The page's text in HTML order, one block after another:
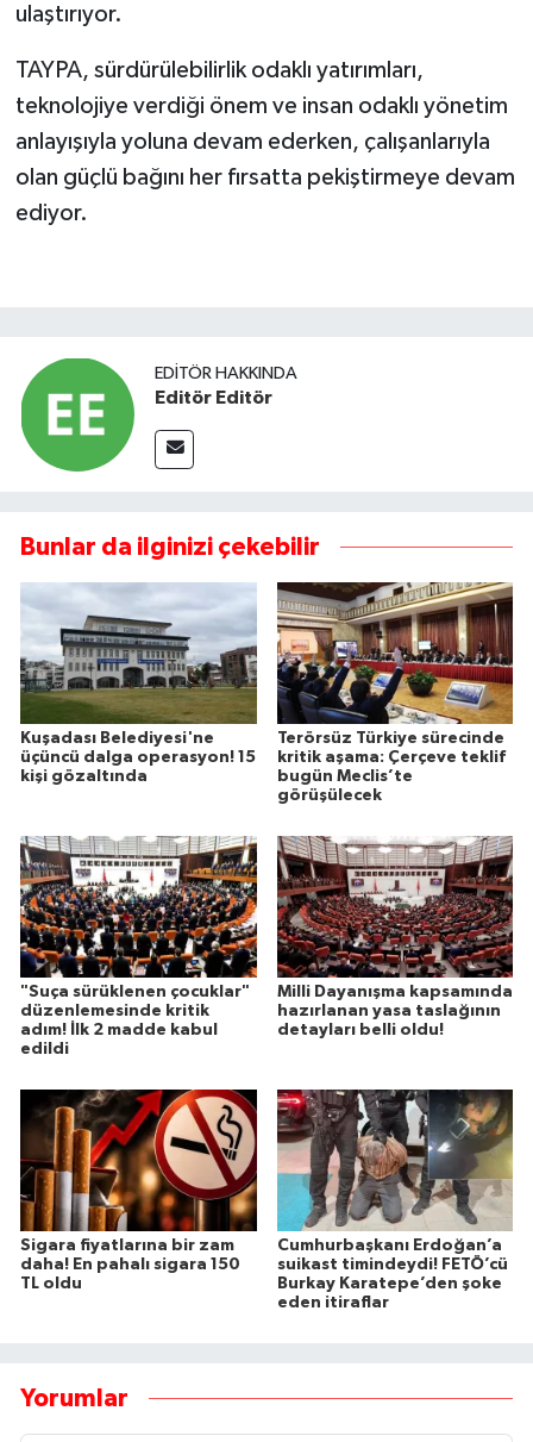
ulaştırıyor.
TAYPA, sürdürülebilirlik odaklı yatırımları,
teknolojiye verdiği önem ve insan odaklı yönetim
anlayışıyla yoluna devam ederken, çalışanlarıyla
olan güçlü bağını her fırsatta pekiştirmeye devam
ediyor.
EDITÖR HAKKINDA
Editör Editör
Bunlar da ilginizi çekebilir
Kuşadası Belediyesi'ne
üçüncü dalga operasyon! 15
kişi gözaltında
Terörsüz Türkiye sürecinde
kritik aşama: Çerçeve teklif
bugün Meclis’te
görüşülecek
"Suça sürüklenen çocuklar"
düzenlemesinde kritik
adım! İlk 2 madde kabul
edildi
Milli Dayanışma kapsamında
hazırlanan yasa taslağının
detayları belli oldu!
Sigara fiyatlarına bir zam
daha! En pahalı sigara 150
TL oldu
Cumhurbaşkanı Erdoğan’a
suikast timindeydi! FETÖ’cü
Burkay Karatepe’den şoke
eden itiraflar
Yorumlar